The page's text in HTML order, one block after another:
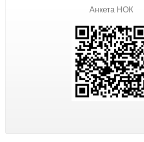
Анкета НОК